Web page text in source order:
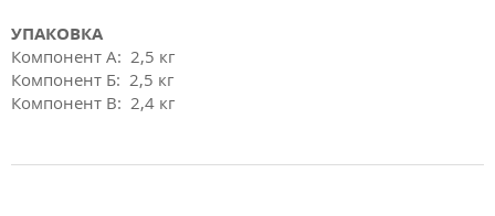
УПАКОВКА
Компонент А: 2,5 кг
Компонент Б: 2,5 кг
Компонент В: 2,4 кг